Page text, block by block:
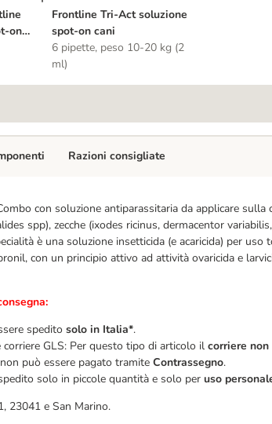
on
Frontline Tri-Act soluzione
spot-on cani
6 pipette, peso 10-20 kg (2
ml)
con soluzione antiparassitaria da applicare
spp), zecche (ixodes ricinus, dermacentor
è una soluzione insetticida (e acaricida) per
con un principio attivo ad attività ovaricida e
spedito solo in Italia*.
corriere GLS: Per questo tipo di articolo il corriere
può essere pagato tramite Contrassegno.
solo in piccole quantità e solo per uso
23041 e San Marino.
Razioni consigliate